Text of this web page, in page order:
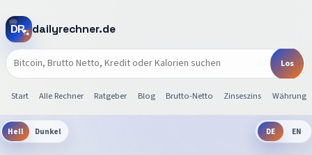
dailyrechner.de
Start Alle Rechner Ratgeber Blog Brutto-Netto Zinseszins
Hell Dunkel DE EN